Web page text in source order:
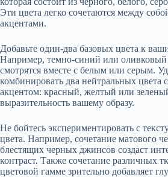
Эти цвета легко сочетаются между
акцентами.
Добавьте один-два базовых цвета к
Например, темно-синий или оливковый
смотрятся вместе с белым или серым.
комбинировать два нейтральных цвета
акцентом: красный, желтый или
выразительность вашему образу.
Не бойтесь экспериментировать с
цвета. Например, сочетание матового
блестящих черных джинсов создаст
контраст. Также сочетание различных
цветовой гамме зрительно добавляет